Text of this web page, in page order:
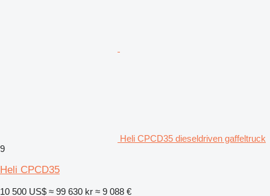
Heli CPCD35 dieseldriven gaffeltruck
9
Heli CPCD35
10 500 US$ ≈ 99 630 kr ≈ 9 088 €